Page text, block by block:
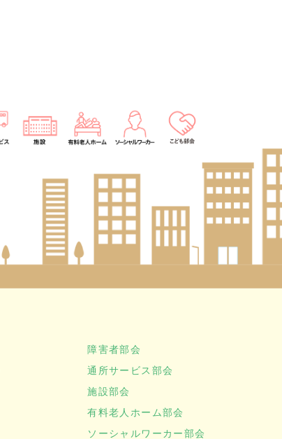
障害者部会
通所サービス部会
施設部会
有料老人ホーム部会
ソーシャルワーカー部会